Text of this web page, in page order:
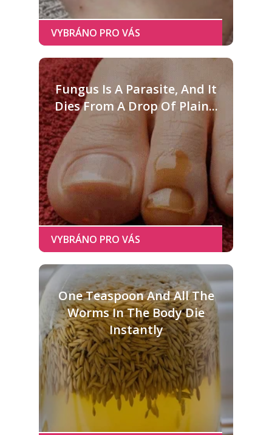
Fungus Is A Parasite, And It
Dies From A Drop Of Plain...
One Teaspoon And All The
Worms In The Body Die
Instantly